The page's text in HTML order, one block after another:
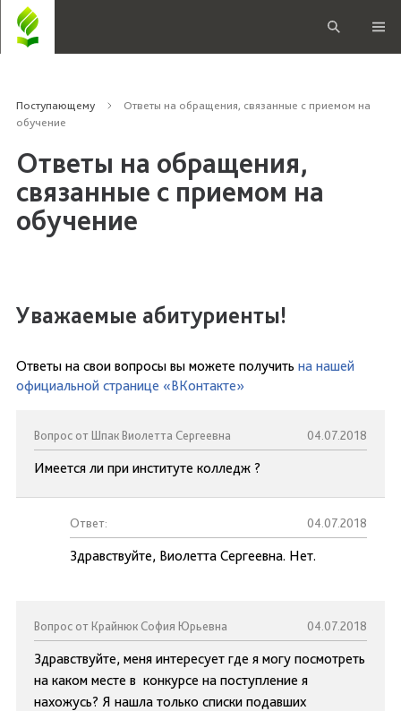
Поступающему
Ответы на обращения, связанные с приемом на
обучение
Ответы на обращения,
связанные с приемом на
обучение
Уважаемые абитуриенты!
Ответы на свои вопросы вы можете получить на нашей
официальной странице «ВКонтакте»
Вопрос от Шпак Виолетта Сергеевна 04.07.2018
Имеется ли при институте колледж ?
Ответ: 04.07.2018
Здравствуйте, Виолетта Сергеевна. Нет.
Вопрос от Крайнюк София Юрьевна 04.07.2018
Здравствуйте, меня интересует где я могу посмотреть
на каком месте в конкурсе на поступление я
нахожусь? Я нашла только списки подавших